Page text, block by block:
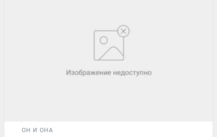
ОН И ОНА